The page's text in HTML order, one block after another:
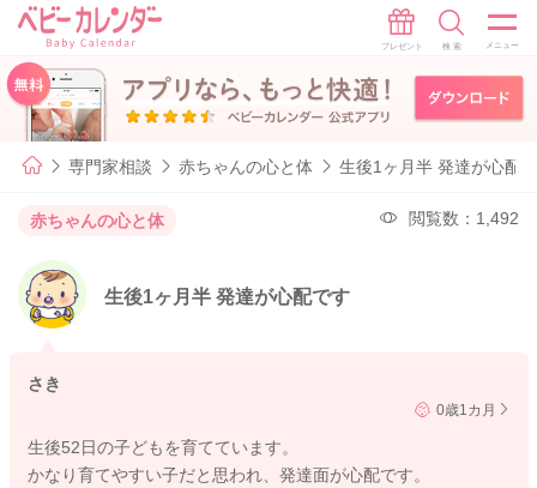
専門家相談 赤ちゃんの心と体 生後1ヶ月半 発達が心配
赤ちゃんの心と体 閲覧数：1,492
生後1ヶ月半 発達が心配です
さき
0歳1カ月
生後52日の子どもを育てています。
かなり育てやすい子だと思われ、発達面が心配です。